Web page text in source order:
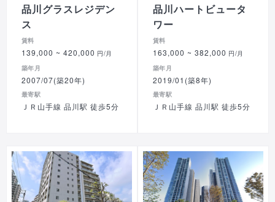
品川グラスレジデン
ス
賃料
139,000 ~ 420,000 円/月
築年月
2007/07(築20年)
最寄駅
ＪＲ山手線 品川駅 徒歩5分
品川ハートビュータ
ワー
賃料
163,000 ~ 382,000 円/月
築年月
2019/01(築8年)
最寄駅
ＪＲ山手線 品川駅 徒歩5分